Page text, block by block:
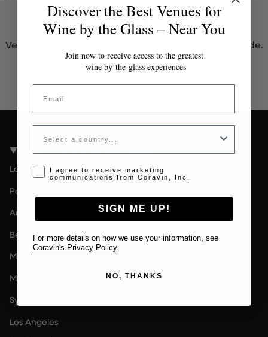
Jeton invalide ou expiré
Veuillez contacter l'administrateur pour un jeton valide.
Coravin Guide Locations
Londres
Paris
Amsterdam
Berlin
Milan
Melbourne
Sydney
Los Angeles
Discover the Best Venues for
Wine by the Glass – Near You
Join now to receive access to the greatest
wine by-the-glass experiences
Email
Country
Opt-in disclaimer
I agree to receive marketing
communications from Coravin, Inc.
SIGN ME UP!
For more details on how we use your information, see
Coravin's Privacy Policy.
NO, THANKS